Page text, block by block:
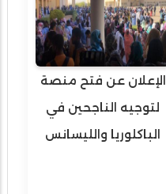
الإعلان عن فتح منصة
لتوجيه الناجحين في
الباكلوريا والليسانس